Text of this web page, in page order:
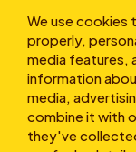
We use cookies
properly,
media features,
information
media,
combine it with
they've
Storie
Chi siamo